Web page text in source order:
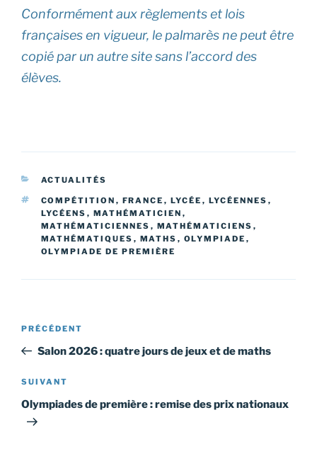
Conformément aux règlements et lois
françaises en vigueur, le palmarès ne peut être
copié par un autre site sans l’accord des
élèves.
CATÉGORIES
ACTUALITÉS
ÉTIQUETTES
COMPÉTITION , FRANCE , LYCÉE , LYCÉENNES ,
LYCÉENS , MATHÉMATICIEN ,
MATHÉMATICIENNES , MATHÉMATICIENS ,
MATHÉMATIQUES , MATHS , OLYMPIADE ,
OLYMPIADE DE PREMIÈRE
Navigation
l’article
Article
précédent
PRÉCÉDENT
Salon 2026 : quatre jours de jeux et de maths
Article
suivant
SUIVANT
Olympiades de première : remise des prix nationaux